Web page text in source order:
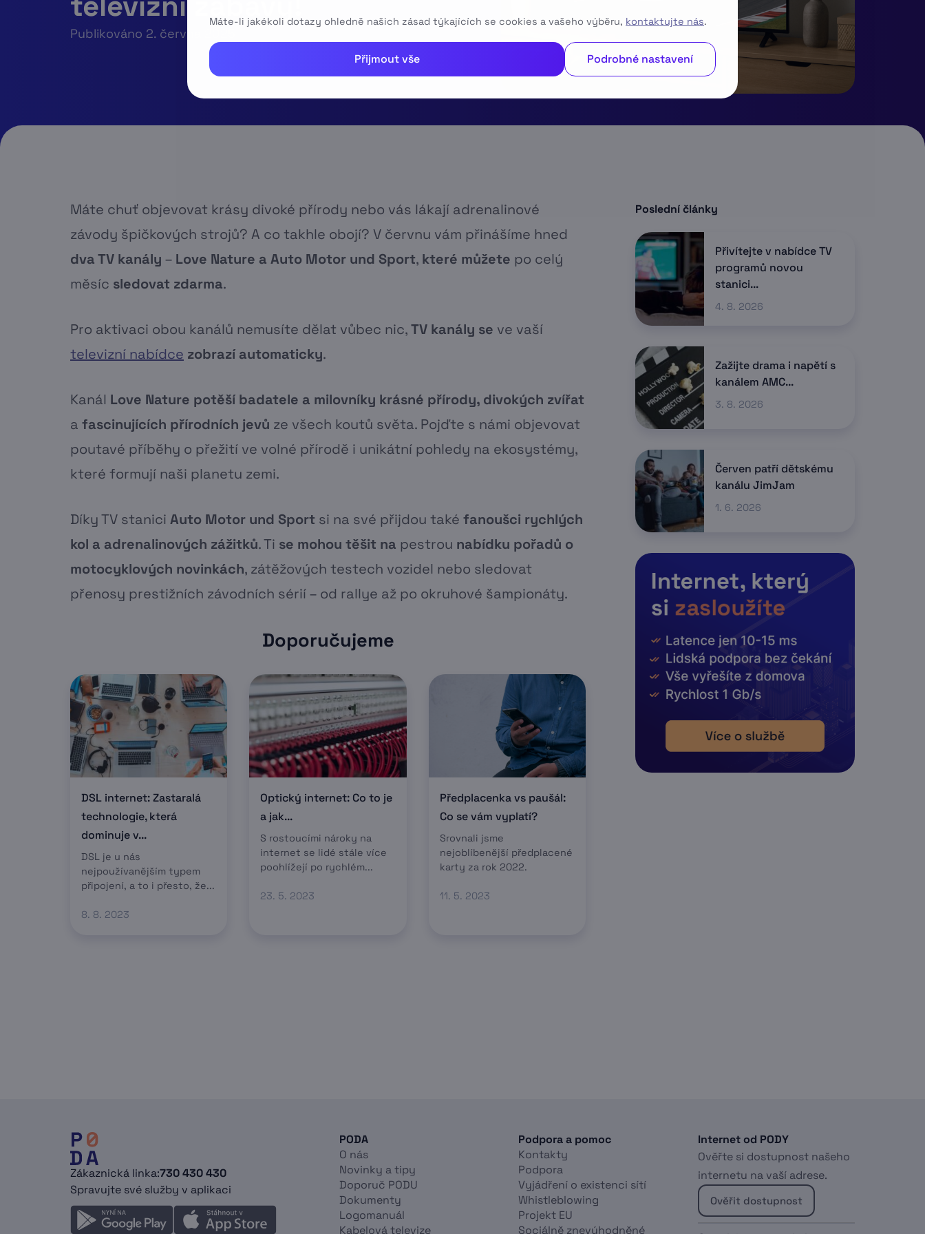
Publikováno 2. června 2025
Máte chuť objevovat krásy divoké přírody nebo vás lákají adrenalinové
závody špičkových strojů? A co takhle obojí? V červnu vám přinášíme hned
dva TV kanály – Love Nature a Auto Motor und Sport, které můžete po celý
měsíc sledovat zdarma.
Pro aktivaci obou kanálů nemusíte dělat vůbec nic,TV kanály se ve vaší
televizní nabídce zobrazí automaticky.
Kanál Love Nature potěší badatele a milovníky krásné přírody, divokých zvířat
a fascinujících přírodních jevů ze všech koutů světa. Pojďte s námi objevovat
poutavé příběhy o přežití ve volné přírodě i unikátní pohledy na ekosystémy,
které formují naši planetu zemi.
Díky TV stanici Auto Motor und Sport si na své přijdou také fanoušci rychlých
kol a adrenalinových zážitků. Ti se mohou těšit na pestrou nabídku pořadů o
motocyklových novinkách, zátěžových testech vozidel nebo sledovat
přenosy prestižních závodních sérií – od rallye až po okruhové šampionáty.
Doporučujeme
DSL internet: Zastaralá
technologie, která
dominuje v...
DSL je u nás
nejpoužívanějším typem
připojení, a to i přesto, že...
8. 8. 2023
Optický internet: Co to je
a jak...
S rostoucími nároky na
internet se lidé stále více
poohlížejí po rychlém...
23. 5. 2023
Předplacenka vs paušál:
Co se vám vyplatí?
Srovnali jsme
nejoblíbenější předplacené
karty za rok 2022.
11. 5. 2023
Poslední články
Přivítejte v nabídce TV
programů novou
stanici...
4. 8. 2026
Zažijte drama i napětí s
kanálem AMC...
3. 8. 2026
Červen patří dětskému
kanálu JimJam
1. 6. 2026
Máte-li jakékoli dotazy ohledně našich zásad týkajících se cookies a vašeho výběru, kontaktujte nás.
Přijmout vše Podrobné nastavení
Zákaznická linka:730 430 430
Spravujte své služby v aplikaci
PODA
O nás
Novinky a tipy
Doporuč PODU
Dokumenty
Logomanuál
Kabelová televize
Podpora a pomoc
Kontakty
Podpora
Vyjádření o existenci sítí
Whistleblowing
Projekt EU
Sociálně znevýhodněné
Internet od PODY
Ověřte si dostupnost našeho
internetu na vaší adrese.
Ověřit dostupnost